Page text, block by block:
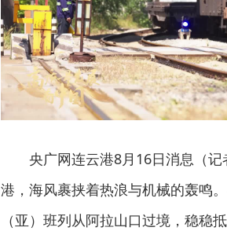
央广网连云港8月16日消息（
港，海风裹挟着热浪与机械的轰鸣
（亚）班列从阿拉山口过境，稳稳